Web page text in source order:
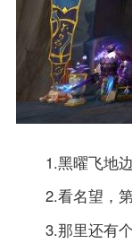
1.黑曜飞地
2.看名望，
3.那里还有